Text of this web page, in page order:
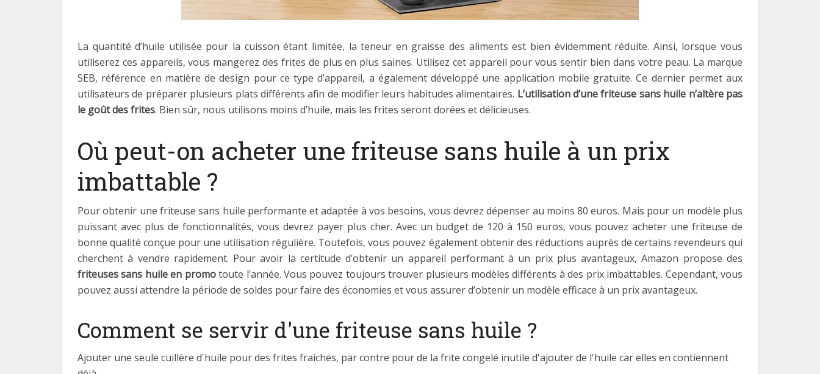
La quantité d’huile utilisée pour la cuisson étant limitée, la teneur en graisse des aliments est bien évidemment réduite. Ainsi, lorsque vous
utiliserez ces appareils, vous mangerez des frites de plus en plus saines. Utilisez cet appareil pour vous sentir bien dans votre peau. La marque
SEB, référence en matière de design pour ce type d’appareil, a également développé une application mobile gratuite. Ce dernier permet aux
utilisateurs de préparer plusieurs plats différents afin de modifier leurs habitudes alimentaires. L’utilisation d’une friteuse sans huile n’altère pas
le goût des frites. Bien sûr, nous utilisons moins d’huile, mais les frites seront dorées et délicieuses.
Où peut-on acheter une friteuse sans huile à un prix
imbattable ?
Pour obtenir une friteuse sans huile performante et adaptée à vos besoins, vous devrez dépenser au moins 80 euros. Mais pour un modèle plus
puissant avec plus de fonctionnalités, vous devrez payer plus cher. Avec un budget de 120 à 150 euros, vous pouvez acheter une friteuse de
bonne qualité conçue pour une utilisation régulière. Toutefois, vous pouvez également obtenir des réductions auprès de certains revendeurs qui
cherchent à vendre rapidement. Pour avoir la certitude d’obtenir un appareil performant à un prix plus avantageux, Amazon propose des
friteuses sans huile en promotoute l’année. Vous pouvez toujours trouver plusieurs modèles différents à des prix imbattables. Cependant, vous
pouvez aussi attendre la période de soldes pour faire des économies et vous assurer d’obtenir un modèle efficace à un prix avantageux.
Comment se servir d'une friteuse sans huile ?
Ajouter une seule cuillère d'huile pour des frites fraiches, par contre pour de la frite congelé inutile d'ajouter de l'huile car elles en contiennent